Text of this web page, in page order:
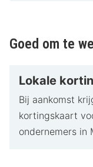
Goed om te
Lokale
Bij aankomst
kortingskaart
ondernemers in